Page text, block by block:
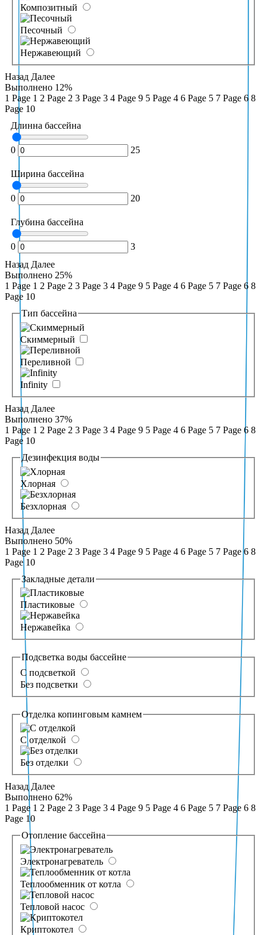
Поиск
политикой
конфиденциальности в отношении
обработки персональных данных
Композитный
Песочный
Нержавеющий
Назад Далее
Выполнено 12%
1 Page 1 2 Page 2 3 Page 3 4 Page 9 5 Page 4 6 Page 5 7 Page 6 8
Page 10
Длинна бассейна
0 25
Ширина бассейна
0 20
Глубина бассейна
0
3
Назад Далее
Выполнено 25%
1 Page 1 2 Page 2 3 Page 3 4 Page 9 5 Page 4 6 Page 5 7 Page 6 8
Page 10
Тип бассейна
Скиммерный
Переливной
Infinity
Назад Далее
Выполнено 37%
1 Page 1 2 Page 2 3 Page 3 4 Page 9 5 Page 4 6 Page 5 7 Page 6 8
Page 10
Дезинфекция воды
Хлорная
Безхлорная
Назад Далее
Выполнено 50%
1 Page 1 2 Page 2 3 Page 3 4 Page 9 5 Page 4 6 Page 5 7 Page 6 8
Page 10
Закладные детали
Пластиковые
Нержавейка
Подсветка воды бассейне
С подсветкой
Без подсветки
Отделка копинговым камнем
С отделкой
Без отделки
Назад Далее
Выполнено 62%
1 Page 1 2 Page 2 3 Page 3 4 Page 9 5 Page 4 6 Page 5 7 Page 6 8
Page 10
Отопление бассейна
Электронагреватель
Теплообменник от котла
Тепловой насос
Криптокотел